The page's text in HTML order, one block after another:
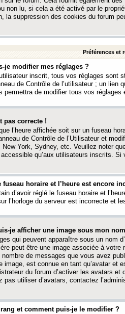
non lu, si cela a été activé par le
la suppression des cookies du forum
Préférences et
je modifier mes réglages ?
inscrit, tous vos réglages sont
de Contrôle de l’utilisateur ; un lien
permettra de modifier tous vos réglages
pas correcte !
l’heure affichée soit sur un fuseau
de Contrôle de l’Utilisateur et
New York, Sydney, etc. Veuillez noter
accessible qu’aux utilisateurs inscrits.
fuseau horaire et l’heure est encore
d’avoir réglé le fuseau horaire et
l’horloge du serveur est incorrecte et
je afficher une image sous mon
qui peuvent apparaître sous un nom
peut être une image associée à votre
nombre de messages que vous avez
image, est connue en tant qu’avatar et
du forum d’activer les avatars
pas utiliser d’avatars, contactez
et comment puis-je le modifier ?